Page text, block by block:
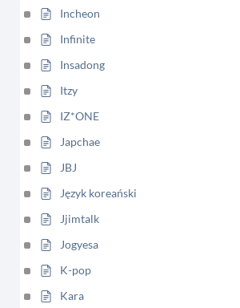
Incheon
Infinite
Insadong
Itzy
IZ*ONE
Japchae
JBJ
Język koreański
Jjimtalk
Jogyesa
K-pop
Kara